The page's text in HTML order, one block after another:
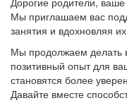
Мы приглашаем вас
занятия и вдохновляя
Мы продолжаем делать
позитивный опыт для
становятся более
Давайте вместе